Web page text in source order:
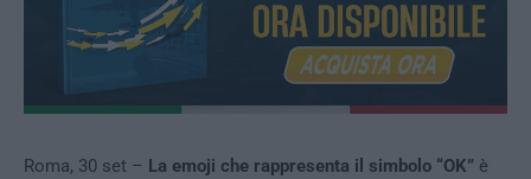
Roma, 30 set – La emoji che rappresenta il simbolo “OK” è